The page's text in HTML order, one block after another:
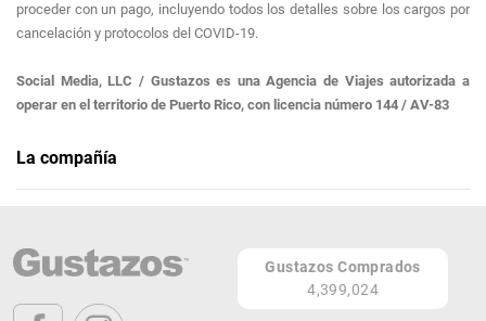
proceder con un pago, incluyendo todos los detalles sobre los cargos por
cancelación y protocolos del COVID-19.
Social Media, LLC / Gustazos es una Agencia de Viajes autorizada a
operar en el territorio de Puerto Rico, con licencia número 144 / AV-83
La compañía
operar en el territorio de Puerto Rico, con licencia número 144 / AV-83
PR
Gustazos Comprados
4,399,024